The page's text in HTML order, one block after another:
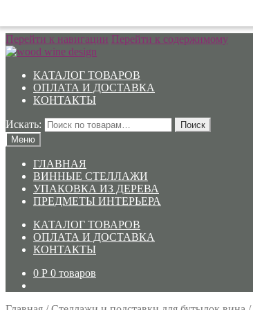
Перейти к навигации Перейти к содержимому
КАТАЛОГ ТОВАРОВ
ОПЛАТА И ДОСТАВКА
КОНТАКТЫ
Искать:
Поиск
Меню
ГЛАВНАЯ
ВИННЫЕ СТЕЛЛАЖИ
УПАКОВКА ИЗ ДЕРЕВА
ПРЕДМЕТЫ ИНТЕРЬЕРА
КАТАЛОГ ТОВАРОВ
ОПЛАТА И ДОСТАВКА
КОНТАКТЫ
0 Р 0 товаров